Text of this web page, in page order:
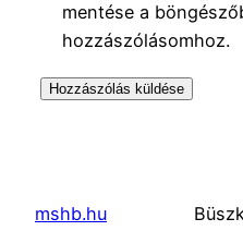
mentése a
hozzászólásomhoz.
mshb.hu